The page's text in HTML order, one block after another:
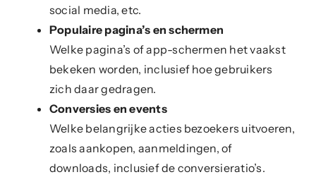
social media, etc.
Populaire pagina’s en schermen
Welke pagina’s of app-schermen het vaakst
bekeken worden, inclusief hoe gebruikers
zich daar gedragen.
Conversies en events
Welke belangrijke acties bezoekers uitvoeren,
zoals aankopen, aanmeldingen, of
downloads, inclusief de conversieratio’s.